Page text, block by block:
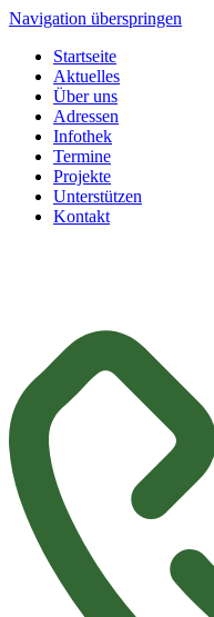
Navigation überspringen
Startseite
Aktuelles
Über uns
Adressen
Infothek
Termine
Projekte
Unterstützen
Kontakt